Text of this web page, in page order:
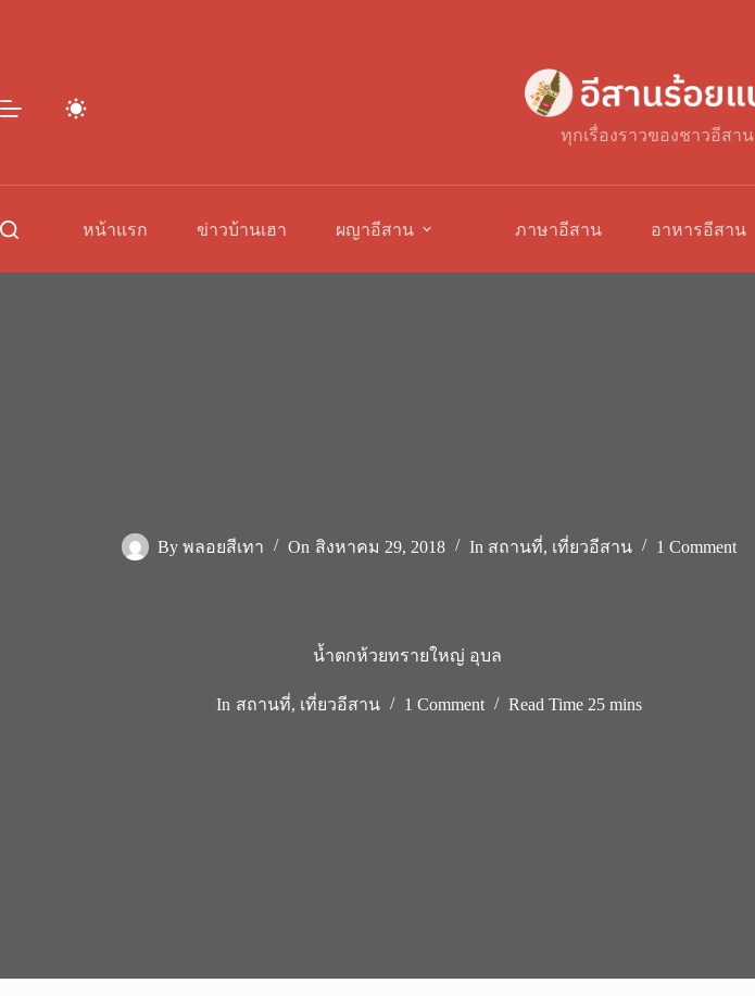
ทุกเรื่องราวของชาวอีสาน
หน้าแรก ข่าวบ้านเฮา ผญาอีสาน ภาษาอีสาน อาหารอีสาน
By พลอยสีเทา On สิงหาคม 29, 2018 In สถานที่, เที่ยวอีสาน 1 Comment
น้ำตกห้วยทรายใหญ่ อุบล
In สถานที่, เที่ยวอีสาน 1 Comment Read Time 25 mins